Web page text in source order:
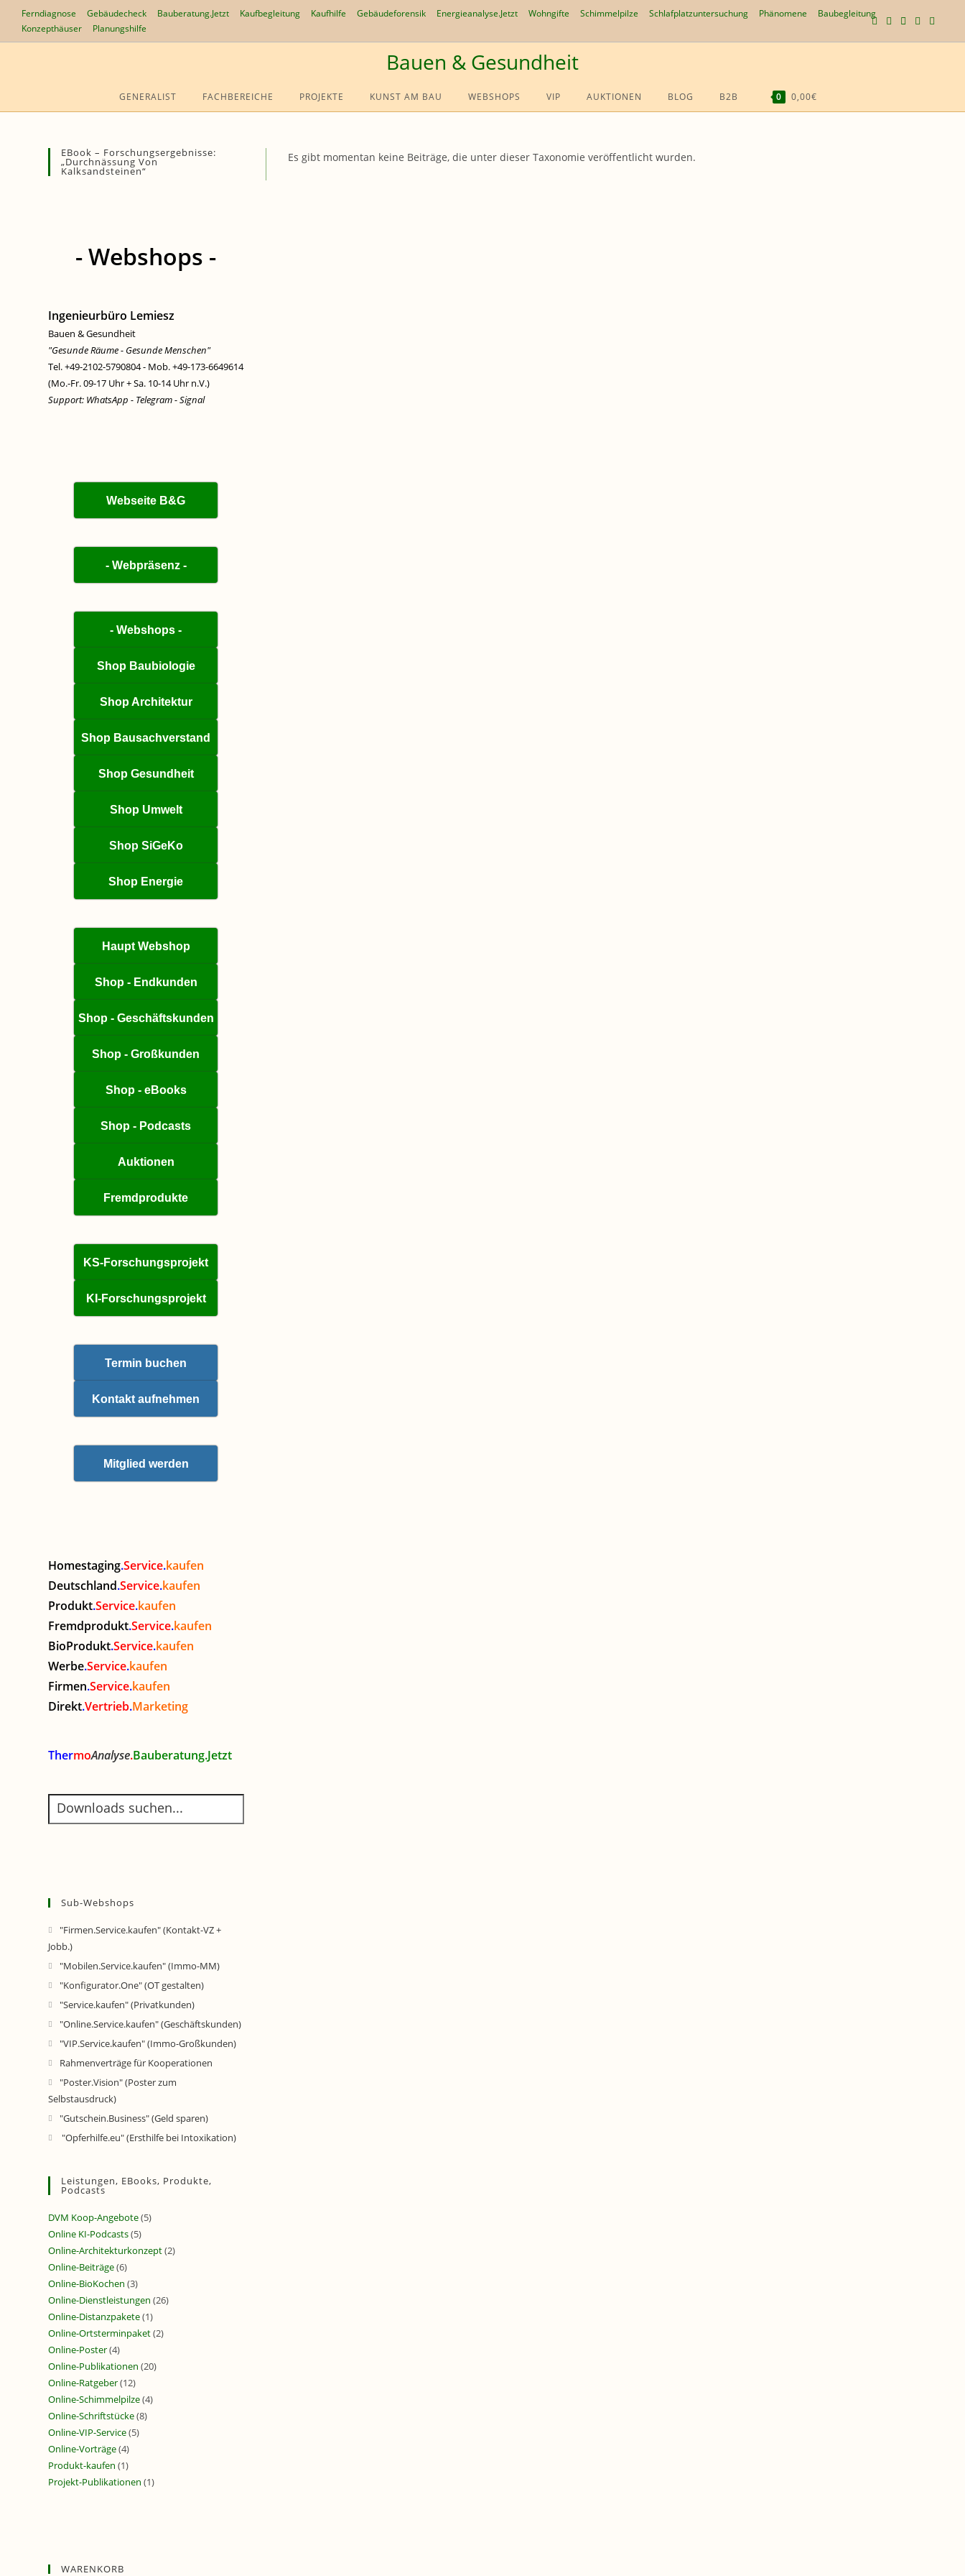
Inhalt
springen
Ferndiagnose Gebäudecheck Bauberatung.Jetzt Kaufbegleitung Kaufhilfe Gebäudeforensik Energieanalyse.Jetzt Wohngifte Schimmelpilze Schlafplatzuntersuchung Phänomene
Baubegleitung
Konzepthäuser
Planungshilfe
Bauen & Gesundheit
GENERALIST FACHBEREICHE PROJEKTE KUNST AM BAU WEBSHOPS VIP AUKTIONEN BLOG B2B 0 0,00€
WEBSITE-
Es gibt momentan keine Beiträge, die unter dieser Taxonomie veröffentlicht wurden.
EBook – Forschungsergebnisse:
„Durchnässung Von
Kalksandsteinen“
- Webshops -
Ingenieurbüro Lemiesz
Bauen & Gesundheit
"Gesunde Räume - Gesunde Menschen"
Tel. +49-2102-5790804 - Mob. +49-173-6649614
(Mo.-Fr. 09-17 Uhr + Sa. 10-14 Uhr n.V.)
Support: WhatsApp - Telegram - Signal
Webseite B&G
- Webpräsenz -
- Webshops -
Shop Baubiologie
Shop Architektur
Shop Bausachverstand
Shop Gesundheit
Shop Umwelt
Shop SiGeKo
Shop Energie
Haupt Webshop
Shop - Endkunden
Shop - Geschäftskunden
Shop - Großkunden
Shop - eBooks
Shop - Podcasts
Auktionen
Fremdprodukte
KS-Forschungsprojekt
KI-Forschungsprojekt
Termin buchen
Kontakt aufnehmen
Mitglied werden
Homestaging.Service.kaufen
Deutschland.Service.kaufen
Produkt.Service.kaufen
Fremdprodukt.Service.kaufen
BioProdukt.Service.kaufen
Werbe.Service.kaufen
Firmen.Service.kaufen
Direkt.Vertrieb.Marketing
ThermoAnalyse.Bauberatung.Jetzt
Sub-Webshops
"Firmen.Service.kaufen" (Kontakt-VZ +
Jobb.)
"Mobilen.Service.kaufen" (Immo-MM)
"Konfigurator.One" (OT gestalten)
"Service.kaufen" (Privatkunden)
"Online.Service.kaufen" (Geschäftskunden)
"VIP.Service.kaufen" (Immo-Großkunden)
Rahmenverträge für Kooperationen
"Poster.Vision" (Poster zum
Selbstausdruck)
"Gutschein.Business" (Geld sparen)
"Opferhilfe.eu" (Ersthilfe bei Intoxikation)
Leistungen, EBooks, Produkte,
Podcasts
DVM Koop-Angebote(5)
Online KI-Podcasts(5)
Online-Architekturkonzept(2)
Online-Beiträge(6)
Online-BioKochen (3)
Online-Dienstleistungen (26)
Online-Distanzpakete(1)
Online-Ortsterminpaket(2)
Online-Poster(4)
Online-Publikationen (20)
Online-Ratgeber(12)
Online-Schimmelpilze(4)
Online-Schriftstücke(8)
Online-VIP-Service(5)
Online-Vorträge(4)
Produkt-kaufen (1)
Projekt-Publikationen (1)
WARENKORB